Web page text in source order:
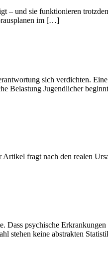
– und sie funktionieren
im […]
sich verdichten.
Belastung Jugendlicher
fragt nach den realen
psychische
stehen keine abstrakten